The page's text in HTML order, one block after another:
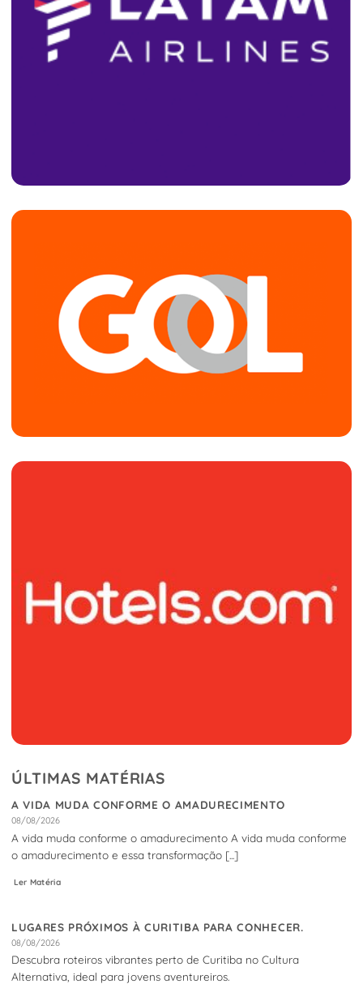
ÚLTIMAS MATÉRIAS
A VIDA MUDA CONFORME O AMADURECIMENTO
08/08/2026
A vida muda conforme o amadurecimento A vida muda conforme
o amadurecimento e essa transformação [...]
Ler Matéria
LUGARES PRÓXIMOS À CURITIBA PARA CONHECER.
08/08/2026
Descubra roteiros vibrantes perto de Curitiba no Cultura
Alternativa, ideal para jovens aventureiros.